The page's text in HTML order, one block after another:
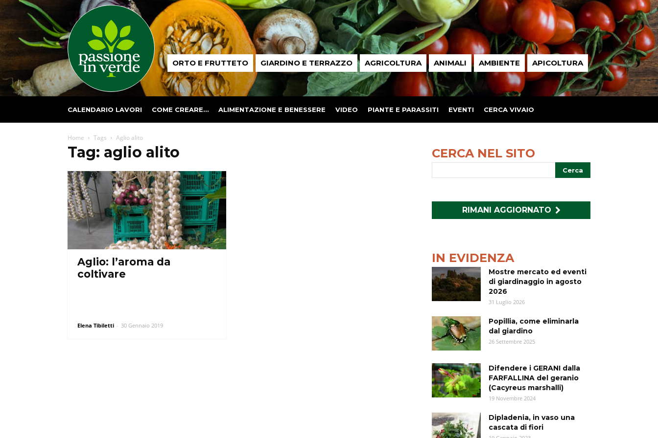
Passione
in ORTO E FRUTTETO GIARDINO E TERRAZZO AGRICOLTURA ANIMALI AMBIENTE APICOLTURA
CALENDARIO LAVORI COME CREARE… ALIMENTAZIONE E BENESSERE VIDEO PIANTE E PARASSITI EVENTI CERCA VIVAIO
Home Tags Aglio alito
Tag: aglio alito
Aglio: l’aroma da
coltivare
Elena Tibiletti - 30 Gennaio 2019
CERCA NEL SITO
RIMANI AGGIORNATO
IN EVIDENZA
Mostre mercato ed eventi
di giardinaggio in agosto
2026
31 Luglio 2026
Popillia, come eliminarla
dal giardino
26 Settembre 2025
Difendere i GERANI dalla
FARFALLINA del geranio
(Cacyreus marshalli)
19 Novembre 2024
Dipladenia, in vaso una
cascata di fiori